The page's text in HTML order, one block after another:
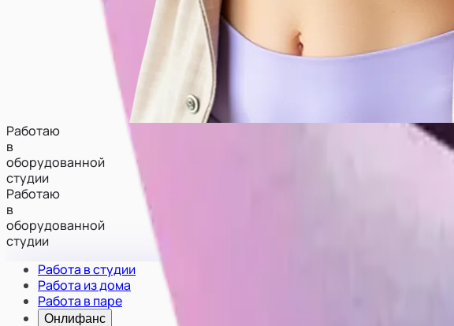
Работаю
в
оборудованной
студии
Работаю
в
оборудованной
студии
Работа в студии
Работа из дома
Работа в паре
Онлифанс